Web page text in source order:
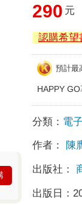
290 元
認購希望
預計最
HAPPY GO
分類： 電
作者： 陳
出版社：
出版日：